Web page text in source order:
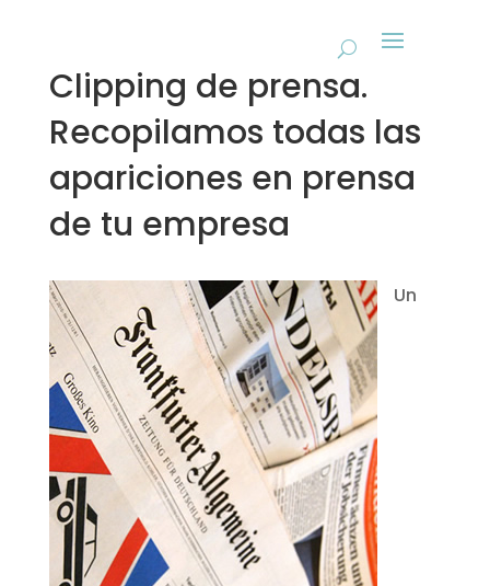
Clipping de prensa.
Recopilamos todas las
apariciones en prensa
de tu empresa
Un